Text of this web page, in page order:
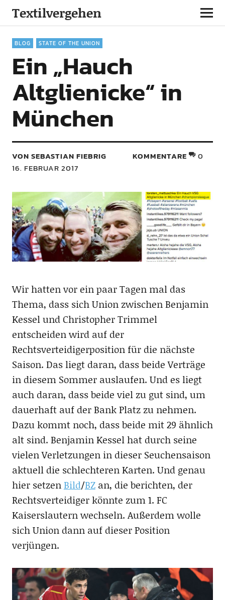
Textilvergehen
BLOG STATE OF THE UNION
Ein „Hauch
Altglienicke“ in
München
VON SEBASTIAN FIEBRIG
16. FEBRUAR 2017
KOMMENTARE 0
Wir hatten vor ein paar Tagen mal das
Thema, dass sich Union zwischen Benjamin
Kessel und Christopher Trimmel
entscheiden wird auf der
Rechtsverteidigerposition für die nächste
Saison. Das liegt daran, dass beide Verträge
in diesem Sommer auslaufen. Und es liegt
auch daran, dass beide viel zu gut sind, um
dauerhaft auf der Bank Platz zu nehmen.
Dazu kommt noch, dass beide mit 29 ähnlich
alt sind. Benjamin Kessel hat durch seine
vielen Verletzungen in dieser Seuchensaison
aktuell die schlechteren Karten. Und genau
hier setzenBild/BZan, die berichten, der
Rechtsverteidiger könnte zum 1. FC
Kaiserslautern wechseln. Außerdem wolle
sich Union dann auf dieser Position
verjüngen.